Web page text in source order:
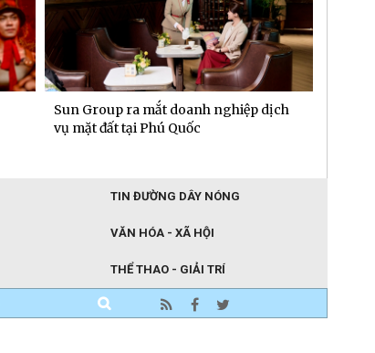
Sun Group ra mắt doanh nghiệp dịch
vụ mặt đất tại Phú Quốc
TIN ĐƯỜNG DÂY NÓNG
VĂN HÓA - XÃ HỘI
THỂ THAO - GIẢI TRÍ